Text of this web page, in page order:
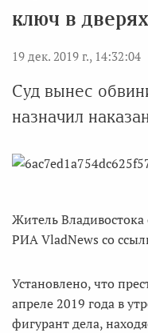
ключ в дверях
19 дек. 2019 г., 14:32:04
Суд вынес
назначил
Житель
РИА VladNews со
Установлено, что
апреле 2019 года в
фигурант дела,